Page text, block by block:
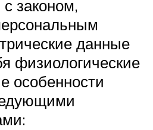
законом,
данные
физиологические
особенности